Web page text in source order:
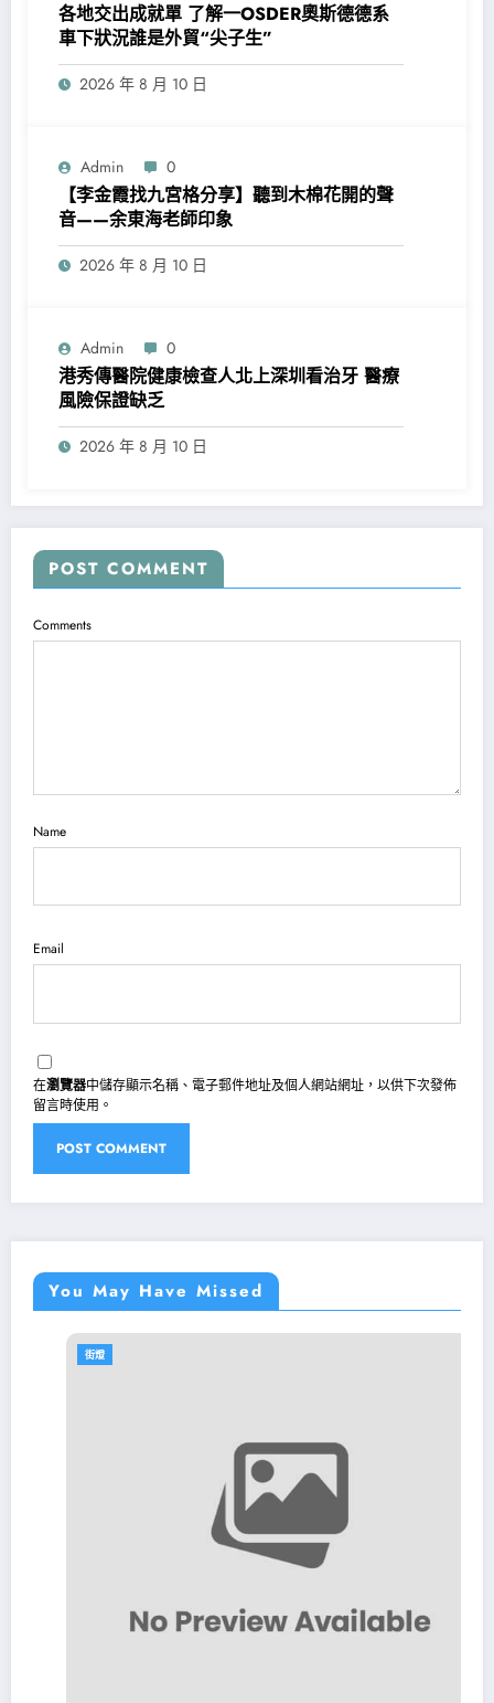
各地交出成就單 了解一OSDER奧斯德德系
車下狀況誰是外貿“尖子生”
2026 年 8 月 10 日
Admin 0
【李金霞找九宮格分享】聽到木棉花開的聲
音——余東海老師印象
2026 年 8 月 10 日
Admin 0
港秀傳醫院健康檢查人北上深圳看治牙 醫療
風險保證缺乏
2026 年 8 月 10 日
POST COMMENT
Comments
Name
Email
在瀏覽器中儲存顯示名稱、電子郵件地址及個人網站網址，以供下次發佈
留言時使用。
You May Have Missed